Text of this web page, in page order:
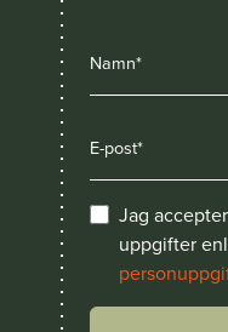
Jag
uppgifter